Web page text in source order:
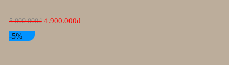
5.000.000₫
Giá
gốc
4.900.000₫Giá
hiện
-5%